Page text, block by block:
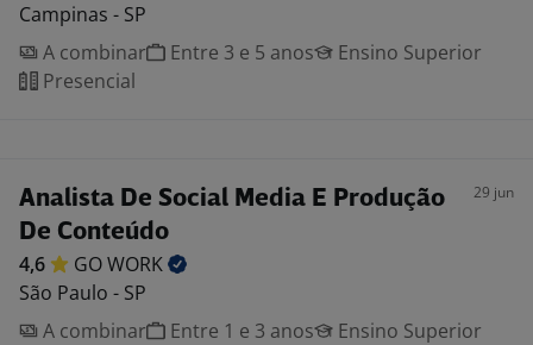
Campinas - SP
A combinar
Entre 3 e 5 anos
Ensino Superior
Presencial
Analista De Social Media E Produção
De Conteúdo
29 jun
4,6 GOWORK
São Paulo - SP
A combinar
Entre 1 e 3 anos
Ensino Superior